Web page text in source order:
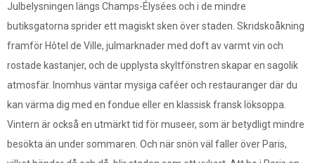
Julbelysningen längs Champs-Élysées och i de mindre
butiksgatorna sprider ett magiskt sken över staden. Skridskoåkning
framför Hôtel de Ville, julmarknader med doft av varmt vin och
rostade kastanjer, och de upplysta skyltfönstren skapar en sagolik
atmosfär. Inomhus väntar mysiga caféer och restauranger där du
kan värma dig med en fondue eller en klassisk fransk löksoppa.
Vintern är också en utmärkt tid för museer, som är betydligt mindre
besökta än under sommaren. Och när snön väl faller över Paris,